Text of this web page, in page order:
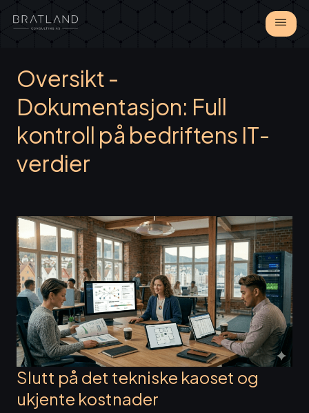
Oversikt -
Dokumentasjon: Full
kontroll på bedriftens IT-
verdier
Slutt på det tekniske kaoset og
ukjente kostnader